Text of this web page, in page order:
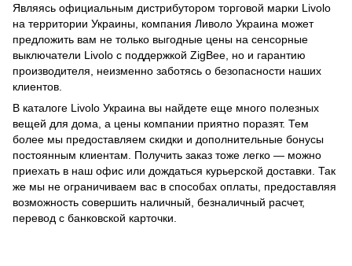
Являясь официальным дистрибутором торговой марки Livolo
на территории Украины, компания Ливоло Украина может
предложить вам не только выгодные цены на сенсорные
выключатели Livolo с поддержкой ZigBee, но и гарантию
производителя, неизменно заботясь о безопасности наших
клиентов.
В каталоге Livolo Украина вы найдете еще много полезных
вещей для дома, а цены компании приятно поразят. Тем
более мы предоставляем скидки и дополнительные бонусы
постоянным клиентам. Получить заказ тоже легко — можно
приехать в наш офис или дождаться курьерской доставки. Так
же мы не ограничиваем вас в способах оплаты, предоставляя
возможность совершить наличный, безналичный расчет,
перевод с банковской карточки.